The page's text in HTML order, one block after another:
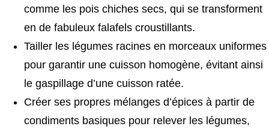
comme les pois chiches secs, qui se transforment
en de fabuleux falafels croustillants.
Tailler les légumes racines en morceaux uniformes
pour garantir une cuisson homogène, évitant ainsi
le gaspillage d’une cuisson ratée.
Créer ses propres mélanges d’épices à partir de
condiments basiques pour relever les légumes,